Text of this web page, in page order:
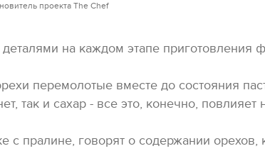
проекта The Chef
на каждом этапе приготовления
перемолотые вместе до состояния
так и сахар - все это, конечно,
с пралине, говорят о содержании орехов,